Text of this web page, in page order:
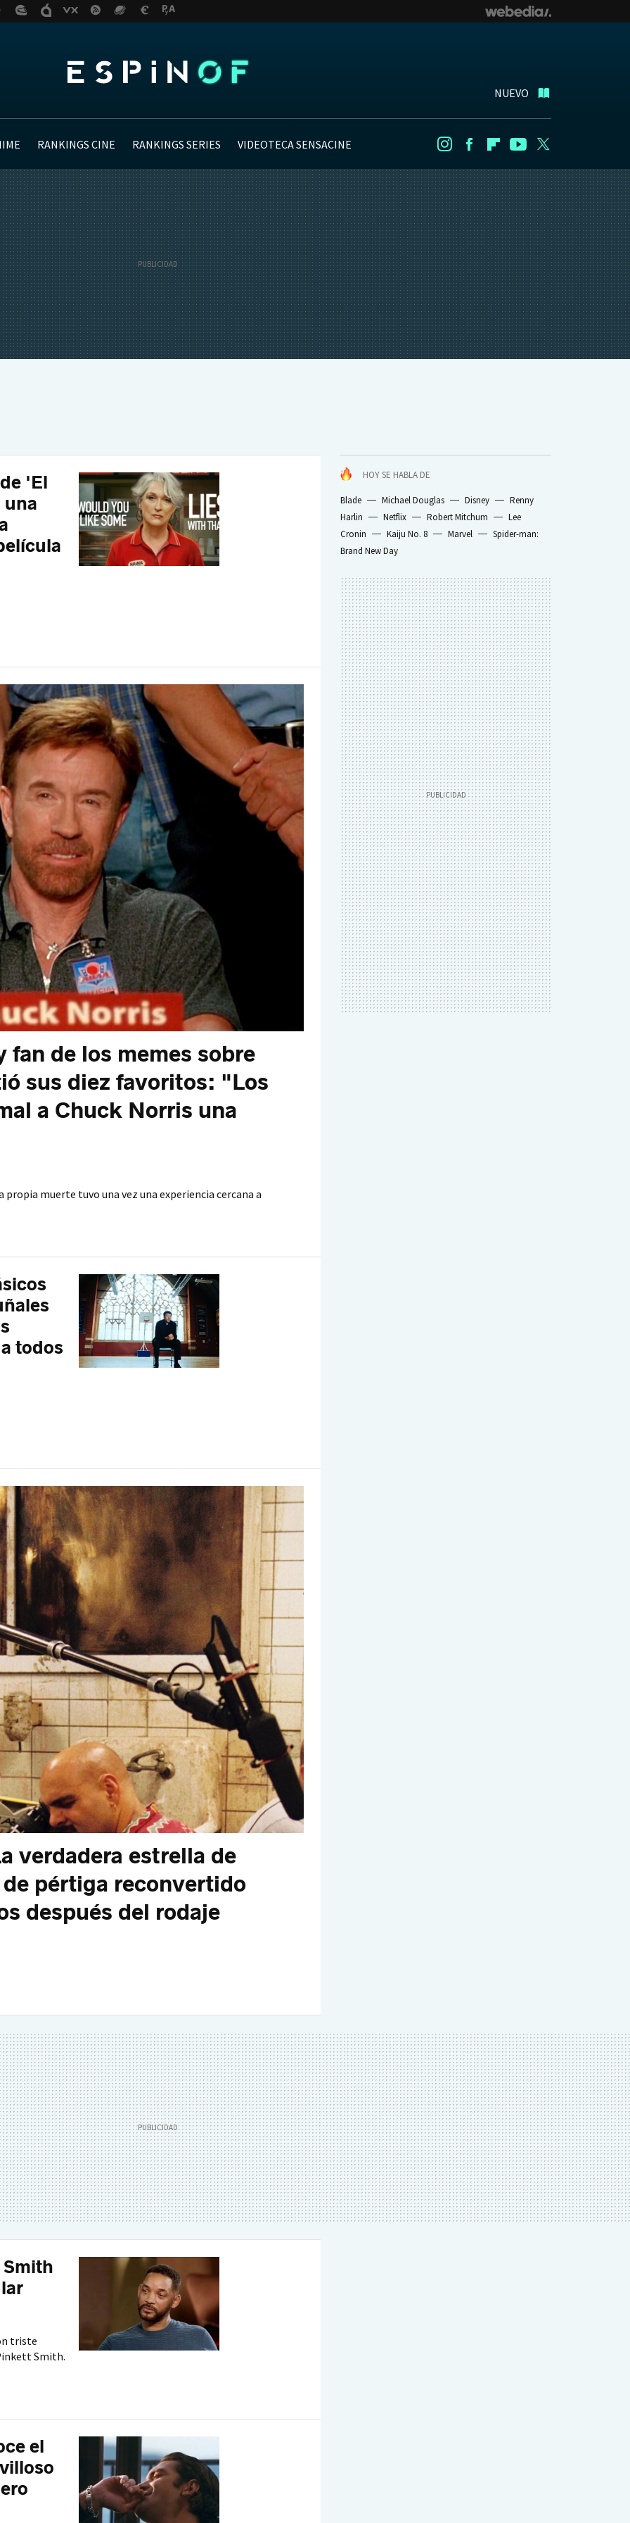
NUEVO
RANKINGS CINE RANKINGS SERIES VIDEOTECA SENSACINE InstagramFacebookFlipboard
Youtube
HOY SE HABLA DE
Blade Michael Douglas Disney
Renny
Harlin
Netflix Robert Mitchum
Lee
Cronin
Kaiju No. 8 Marvel
Spider-man:
Brand New Day
'El
una
de los memes sobre
sus diez favoritos: "Los
a Chuck Norris una
muerte tuvo una vez una experiencia cercana a
todos
verdadera estrella de
pértiga reconvertido
después del rodaje
triste
Smith.
el